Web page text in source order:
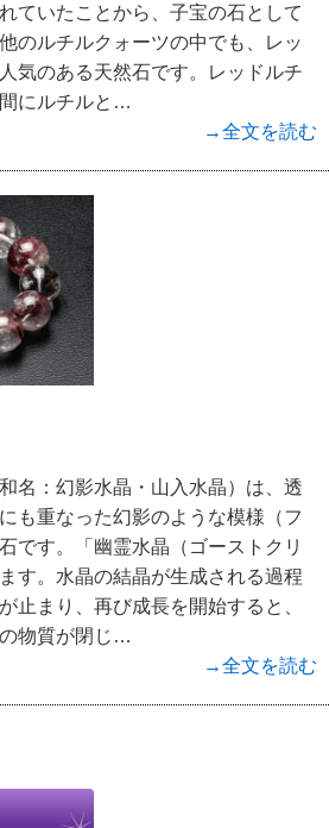
ていたことから、子宝の石として
のルチルクォーツの中でも、レッ
気のある天然石です。レッドルチ
にルチルと…
→全文を読む
名：幻影水晶・山入水晶）は、透
も重なった幻影のような模様（フ
です。「幽霊水晶（ゴーストクリ
す。水晶の結晶が生成される過程
止まり、再び成長を開始すると、
物質が閉じ…
→全文を読む